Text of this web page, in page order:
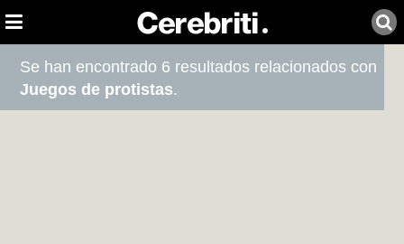
Se han encontrado 6 resultados relacionados con
Juegos de protistas.